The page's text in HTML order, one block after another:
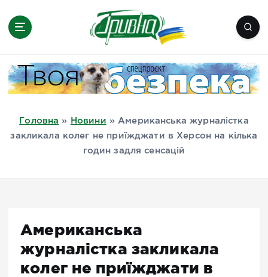
Миколаїв, Одеса, Мелітополь
Головна » Новини » Американська журналістка
закликала колег не приїжджати в Херсон на кілька
годин задля сенсацій
Американська
журналістка закликала
колег не приїжджати в